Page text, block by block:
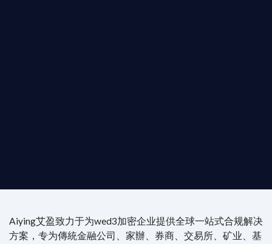
Aiying艾盈致力于为wed3加密企业提供全球一站式合规解决
方案，专为傳統金融公司、家辦、券商、交易所、矿业、基